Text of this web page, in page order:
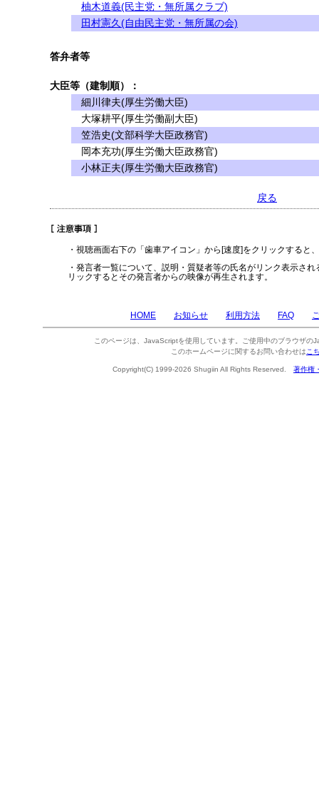
柚木道義(民主党・無所属クラブ)
田村憲久(自由民主党・無所属の会)
答弁者等
大臣等（建制順）：
細川律夫(厚生労働大臣)
大塚耕平(厚生労働副大臣)
笠浩史(文部科学大臣政務官)
岡本充功(厚生労働大臣政務官)
小林正夫(厚生労働大臣政務官)
戻る
・視聴画面右下の「歯車アイコン」から[速度]をクリックすると
・発言者一覧について、説明・質疑者等の氏名がリンク表示さ
リックするとその発言者からの映像が再生されます。
HOME お知らせ 利用方法 FAQ
このページは、JavaScriptを使用しています。ご使用中のブラウザの
このホームページに関するお問い合わせは こ
Copyright(C) 1999-2026 Shugiin All Rights Reserved. 著作権